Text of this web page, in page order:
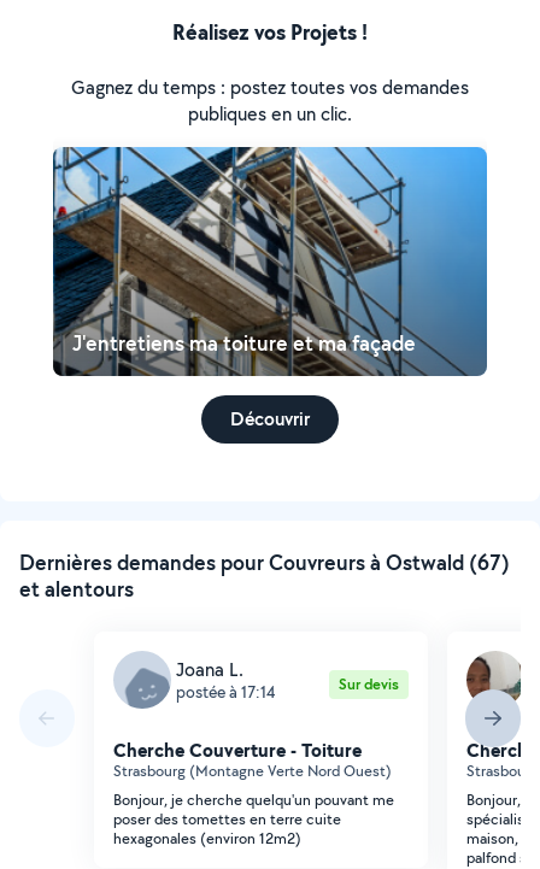
Réalisez vos Projets !
Gagnez du temps : postez toutes vos demandes
publiques en un clic.
J'entretiens ma toiture et ma façade
Découvrir
Dernières demandes pour Couvreurs à Ostwald (67)
et alentours
Joana L.
postée à 17:14 Sur devis
Cherche Couverture - Toiture
Strasbourg (Montagne Verte Nord Ouest)
Bonjour, je cherche quelqu'un pouvant me
poser des tomettes en terre cuite
hexagonales (environ 12m2)
Bonjour,
maison,
palfond